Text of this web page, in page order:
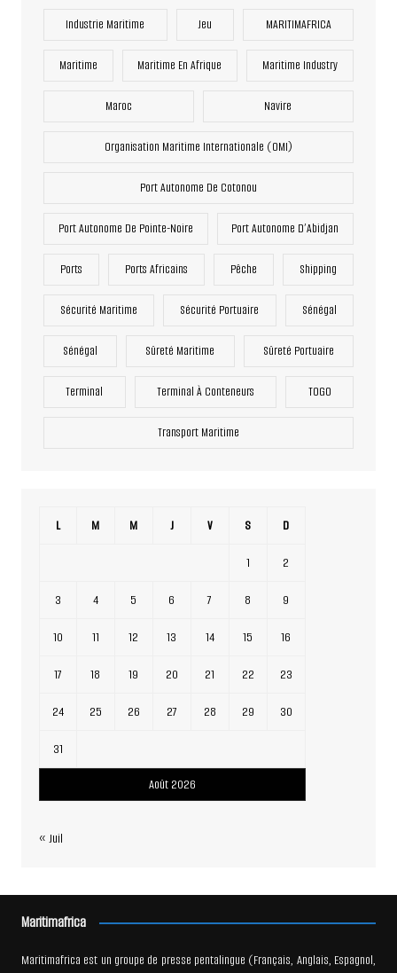
Industrie Maritime Jeu MARITIMAFRICA
Maritime Maritime En Afrique Maritime Industry
Maroc Navire
Organisation Maritime Internationale (OMI)
Port Autonome De Cotonou
Port Autonome De Pointe-Noire Port Autonome D’Abidjan
Ports Ports Africains Pêche Shipping
Sécurité Maritime Sécurité Portuaire Sénégal
Sénégal Sûreté Maritime Sûreté Portuaire
Terminal Terminal À Conteneurs TOGO
Transport Maritime
Août 2026
L M M J V S D
1 2
3 4 5 6 7 8 9
10 11 12 13 14 15 16
17 18 19 20 21 22 23
24 25 26 27 28 29 30
31
« Juil
Maritimafrica
Maritimafrica est un groupe de presse pentalingue (Français, Anglais, Espagnol,